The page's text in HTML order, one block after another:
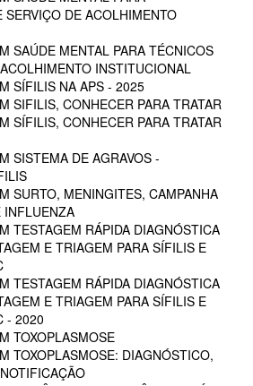
SERVIÇO DE ACOLHIMENTO
SAÚDE MENTAL PARA TÉCNICOS
INSTITUCIONAL
SÍFILIS NA APS - 2025
SIFILIS, CONHECER PARA TRATAR
SÍFILIS, CONHECER PARA TRATAR
SISTEMA DE AGRAVOS -
SURTO, MENINGITES, CAMPANHA
INFLUENZA
TESTAGEM RÁPIDA DIAGNÓSTICA
E TRIAGEM PARA SÍFILIS E
TESTAGEM RÁPIDA DIAGNÓSTICA
E TRIAGEM PARA SÍFILIS E
- 2020
TOXOPLASMOSE
TOXOPLASMOSE: DIAGNÓSTICO,